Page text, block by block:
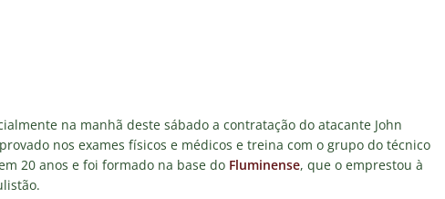
de 2026 ] Jogadores do Fluminense se incomodam com escolhas de Zubeldía
de 2026 ]
na manhã deste sábado a contratação do atacante John
nos exames físicos e médicos e treina com o grupo do técnico
20 anos e foi formado na base do Fluminense, que o emprestou à